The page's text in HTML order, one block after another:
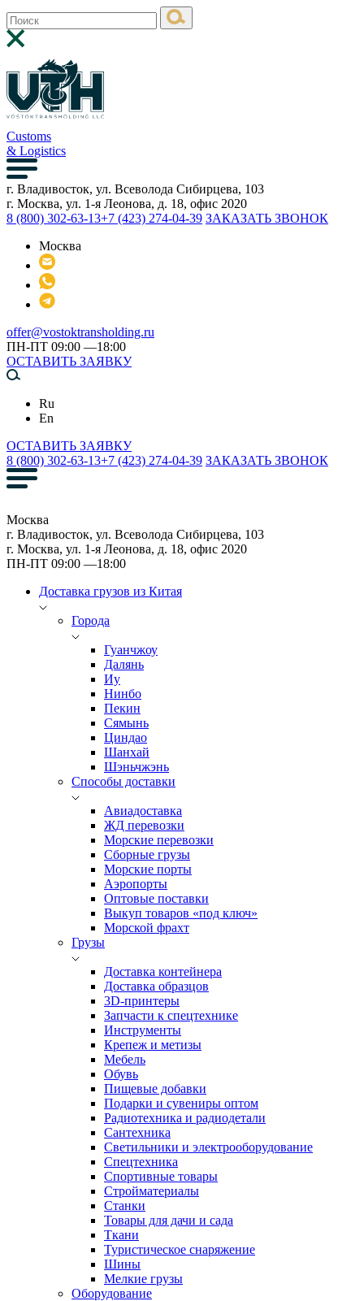
Customs
& Logistics
г. Владивосток, ул. Всеволода Сибирцева, 103
г. Москва, ул. 1-я Леонова, д. 18, офис 2020
8 (800) 302-63-13+7 (423) 274-04-39 ЗАКАЗАТЬ ЗВОНОК
Москва
offer@vostoktransholding.ru
ПН-ПТ 09:00 —18:00
ОСТАВИТЬ ЗАЯВКУ
Ru
En
ОСТАВИТЬ ЗАЯВКУ
8 (800) 302-63-13+7 (423) 274-04-39 ЗАКАЗАТЬ ЗВОНОК
Москва
г. Владивосток, ул. Всеволода Сибирцева, 103
г. Москва, ул. 1-я Леонова, д. 18, офис 2020
ПН-ПТ 09:00 —18:00
Доставка грузов из Китая
Города
Гуанчжоу
Далянь
Иу
Нинбо
Пекин
Сямынь
Циндао
Шанхай
Шэньчжэнь
Способы доставки
Авиадоставка
ЖД перевозки
Морские перевозки
Сборные грузы
Морские порты
Аэропорты
Оптовые поставки
Выкуп товаров «под ключ»
Морской фрахт
Грузы
Доставка контейнера
Доставка образцов
3D-принтеры
Запчасти к спецтехнике
Инструменты
Крепеж и метизы
Мебель
Обувь
Пищевые добавки
Подарки и сувениры оптом
Радиотехника и радиодетали
Сантехника
Светильники и электрооборудование
Спецтехника
Спортивные товары
Стройматериалы
Станки
Товары для дачи и сада
Ткани
Туристическое снаряжение
Шины
Мелкие грузы
Оборудование